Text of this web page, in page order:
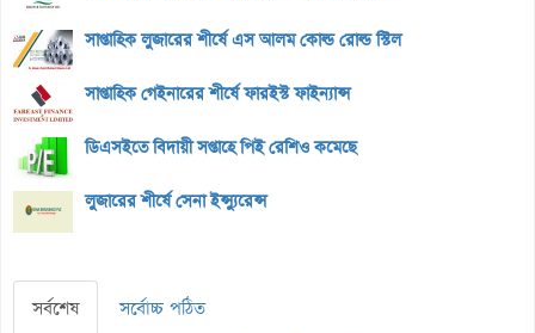
সাপ্তাহিক লুজারের শীর্ষে এস আলম কোল্ড রোল্ড স্টিল
সাপ্তাহিক গেইনারের শীর্ষে ফারইস্ট ফাইন্যান্স
ডিএসইতে বিদায়ী সপ্তাহে পিই রেশিও কমেছে
লুজারের শীর্ষে সেনা ইন্স্যুরেন্স
সর্বশেষ
সর্বোচ্চ পঠিত